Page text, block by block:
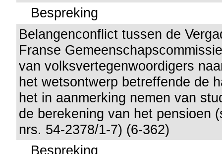
Bespreking
Belangenconflict tussen de
Franse
van volksvertegenwoordigers
het wetsontwerp betreffende de
het in aanmerking nemen van
de berekening van het pensioen
nrs. 54-2378/1-7) (6-362)
Bespreking